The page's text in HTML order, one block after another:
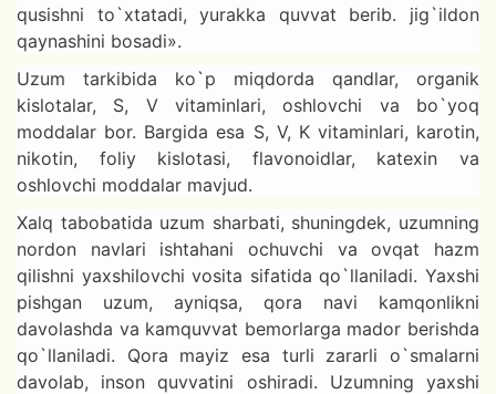
qusishni to`xtatadi, yurakka quvvat berib. jig`ildon
qaynashini bosadi».
Uzum tarkibida ko`p miqdorda qandlar, organik
kislotalar, S, V vitaminlari, oshlovchi va bo`yoq
moddalar bor. Bargida esa S, V, K vitaminlari, karotin,
nikotin, foliy kislotasi, flavonoidlar, katexin va
oshlovchi moddalar mavjud.
Xalq tabobatida uzum sharbati, shuningdek, uzumning
nordon navlari ishtahani ochuvchi va ovqat hazm
qilishni yaxshilovchi vosita sifatida qo`llaniladi. Yaxshi
pishgan uzum, ayniqsa, qora navi kamqonlikni
davolashda va kamquvvat bemorlarga mador berishda
qo`llaniladi. Qora mayiz esa turli zararli o`smalarni
davolab, inson quvvatini oshiradi. Uzumning yaxshi